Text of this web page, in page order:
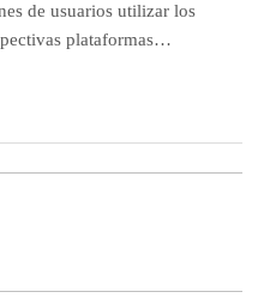
de usuarios utilizar los
plataformas…